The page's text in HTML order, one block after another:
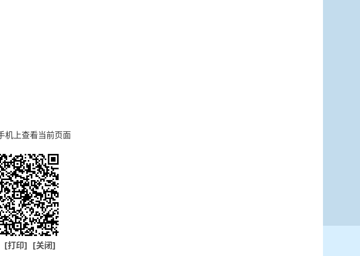
机上查看当前页面
[打印] [关闭]